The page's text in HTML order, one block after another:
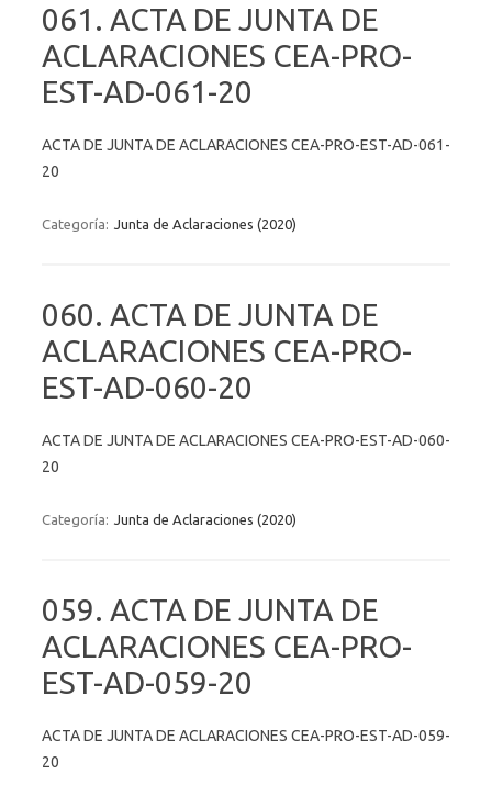
061. ACTA DE JUNTA DE
ACLARACIONES CEA-PRO-
EST-AD-061-20
ACTA DE JUNTA DE ACLARACIONES CEA-PRO-EST-AD-061-
20
Categoría: Junta de Aclaraciones (2020)
060. ACTA DE JUNTA DE
ACLARACIONES CEA-PRO-
EST-AD-060-20
ACTA DE JUNTA DE ACLARACIONES CEA-PRO-EST-AD-060-
20
Categoría: Junta de Aclaraciones (2020)
059. ACTA DE JUNTA DE
ACLARACIONES CEA-PRO-
EST-AD-059-20
ACTA DE JUNTA DE ACLARACIONES CEA-PRO-EST-AD-059-
20